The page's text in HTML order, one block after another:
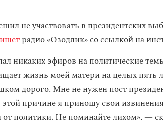
не участвовать в президентских
радио «Озодлик» со ссылкой на
никаких эфиров на политические
жизнь моей матери на целых пять
дорого. Мне не нужен пост
причине я приношу свои